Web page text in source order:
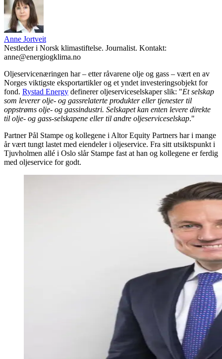
Anne Jortveit
Nestleder i Norsk klimastiftelse. Journalist. Kontakt:
anne@energiogklima.no
Oljeservicenæringen har – etter råvarene olje og gass – vært en av
Norges viktigste eksportartikler og et yndet investeringsobjekt for
fond. Rystad Energy definerer oljeserviceselskaper slik: "Et selskap
som leverer olje- og gassrelaterte produkter eller tjenester til
oppstrøms olje- og gassindustri. Selskapet kan enten levere direkte
til olje- og gass-selskapene eller til andre oljeserviceselskap."
Partner Pål Stampe og kollegene i Altor Equity Partners har i mange
år vært tungt lastet med eiendeler i oljeservice. Fra sitt utsiktspunkt i
Tjuvholmen allé i Oslo slår Stampe fast at han og kollegene er ferdig
med oljeservice for godt.